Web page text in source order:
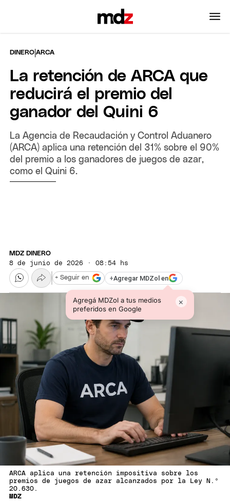
DINERO |ARCA
La retención de ARCA que
reducirá el premio del
ganador del Quini 6
La Agencia de Recaudación y Control Aduanero
(ARCA) aplica una retención del 31% sobre el 90%
del premio a los ganadores de juegos de azar,
como el Quini 6.
MDZ DINERO
8 de junio de 2026 · 08:54 hs
+Agregar MDZol en
Agregá MDZol a tus medios
preferidos en Google
×
+ Seguir en
ARCA aplica una retención impositiva sobre los
premios de juegos de azar alcanzados por la Ley N.º
20.630.
MDZ